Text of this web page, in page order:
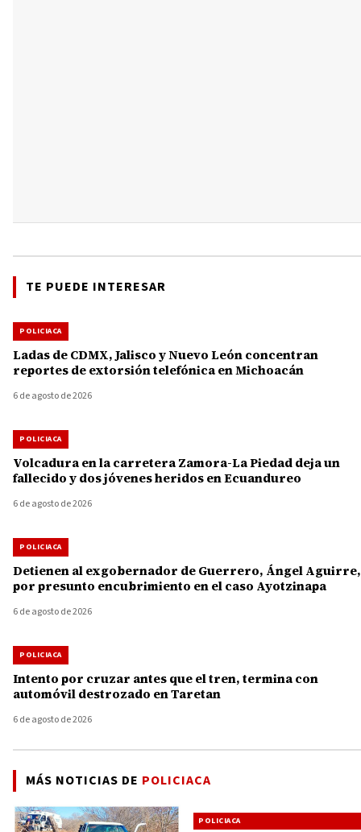
TE PUEDE INTERESAR
POLICIACA
Ladas de CDMX, Jalisco y Nuevo León concentran
reportes de extorsión telefónica en Michoacán
6 de agosto de 2026
POLICIACA
Volcadura en la carretera Zamora-La Piedad deja un
fallecido y dos jóvenes heridos en Ecuandureo
6 de agosto de 2026
POLICIACA
Detienen al exgobernador de Guerrero, Ángel Aguirre,
por presunto encubrimiento en el caso Ayotzinapa
6 de agosto de 2026
POLICIACA
Intento por cruzar antes que el tren, termina con
automóvil destrozado en Taretan
6 de agosto de 2026
MÁS NOTICIAS DE POLICIACA
POLICIACA